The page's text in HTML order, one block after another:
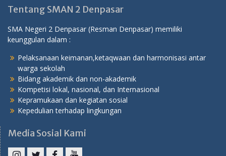
Tentang SMAN 2 Denpasar
SMA Negeri 2 Denpasar (Resman Denpasar) memiliki
keunggulan dalam :
Pelaksanaan keimanan,ketaqwaan dan harmonisasi antar
warga sekolah
Bidang akademik dan non-akademik
Kompetisi lokal, nasional, dan Internasional
Kepramukaan dan kegiatan sosial
Kepedulian terhadap lingkungan
Media Sosial Kami